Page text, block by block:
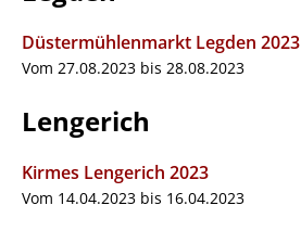
Düstermühlenmarkt Legden 2023
Vom 27.08.2023 bis 28.08.2023
Lengerich
Kirmes Lengerich 2023
Vom 14.04.2023 bis 16.04.2023